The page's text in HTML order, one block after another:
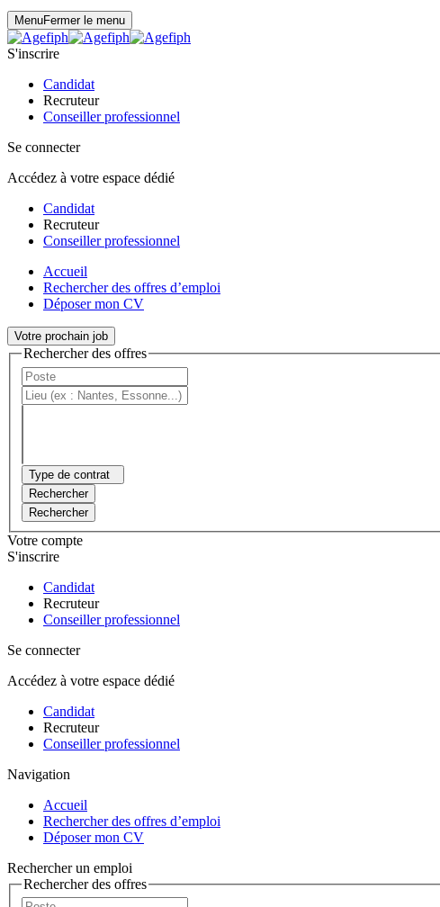
MenuFermer le menu
S'inscrire
Candidat
Recruteur
Conseiller professionnel
Se connecter
Accédez à votre espace dédié
Candidat
Recruteur
Conseiller professionnel
Accueil
Rechercher des offres d’emploi
Déposer mon CV
Votre prochain job
Rechercher des offres
Type de contrat
Rechercher
Rechercher
Votre compte
S'inscrire
Candidat
Recruteur
Conseiller professionnel
Se connecter
Accédez à votre espace dédié
Candidat
Recruteur
Conseiller professionnel
Navigation
Accueil
Rechercher des offres d’emploi
Déposer mon CV
Rechercher un emploi
Rechercher des offres